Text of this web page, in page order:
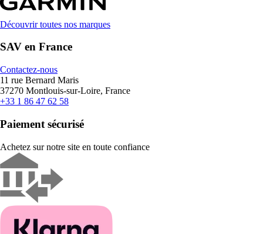
Découvrir toutes nos marques
SAV en France
Contactez-nous
11 rue Bernard Maris
37270 Montlouis-sur-Loire, France
+33 1 86 47 62 58
Paiement sécurisé
Achetez sur notre site en toute confiance